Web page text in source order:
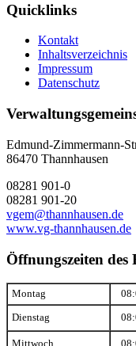
Quicklinks
Kontakt
Inhaltsverzeichnis
Impressum
Datenschutz
Edmund-Zimmermann-
86470 Thannhausen
08281 901-0
08281 901-20
vgem@thannhausen.de
www.vg-thannhausen.de
Öffnungszeiten des
Montag
Dienstag